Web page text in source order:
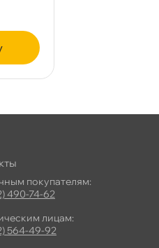
покупателям:
490-74-62
лицам:
564-49-92